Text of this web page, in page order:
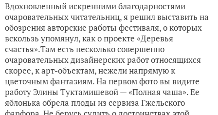
Вдохновленный искренними благодарностями
очаровательных читательниц, я решил выставить на
обозрения авторские работы фестиваля, о которых
вскользь упомянул, как о проекте «Деревья
счастья».Там есть несколько совершенно
очаровательных дизайнерских работ относящихся
скорее, к арт-объектам, нежели напрямую к
цветочным фантазиям. На первом фото вы видите
работу Элины Туктамишевой — «Полная чаша». Ее
яблонька обрела плоды из сервиза Гжельского